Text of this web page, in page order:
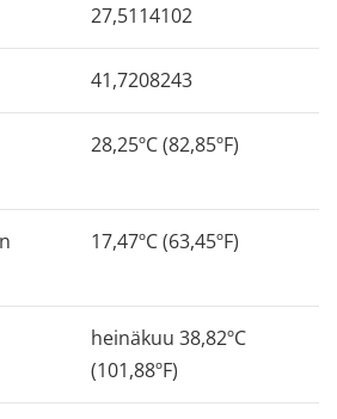
27,5114102
41,7208243
28,25ºC (82,85ºF)
17,47ºC (63,45ºF)
heinäkuu 38,82ºC
(101,88ºF)